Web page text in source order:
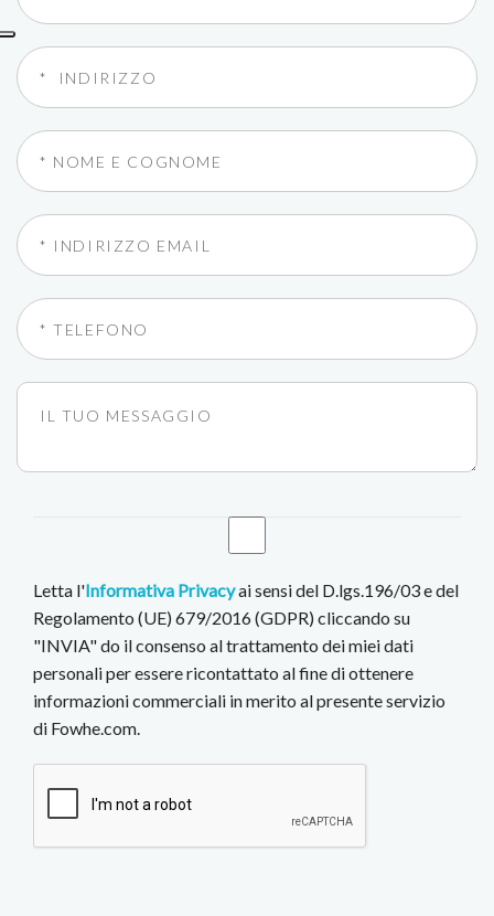
Letta l'Informativa Privacyai sensi del D.lgs.196/03 e del
Regolamento (UE) 679/2016 (GDPR) cliccando su
"INVIA" do il consenso al trattamento dei miei dati
personali per essere ricontattato al fine di ottenere
informazioni commerciali in merito al presente servizio
di Fowhe.com.